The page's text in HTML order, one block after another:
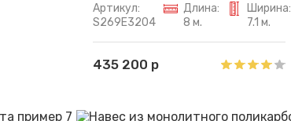
Артикул:
S269E3204
Длина:
8 м.
Ширина:
7.1 м.
435 200 р